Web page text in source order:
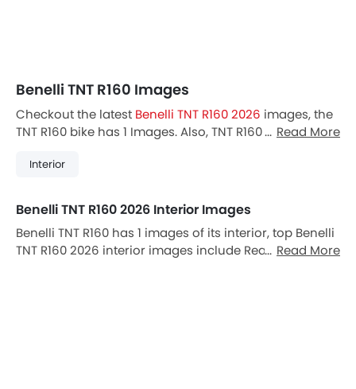
Benelli TNT R160 Images
Checkout the latest Benelli TNT R160 2026 images, the
TNT R160 bike has 1 Images. Also, TNT R160 is available
Read More
Interior
Benelli TNT R160 2026 Interior Images
Benelli TNT R160 has 1 images of its interior, top Benelli
TNT R160 2026 interior images include Rear/SideRead More